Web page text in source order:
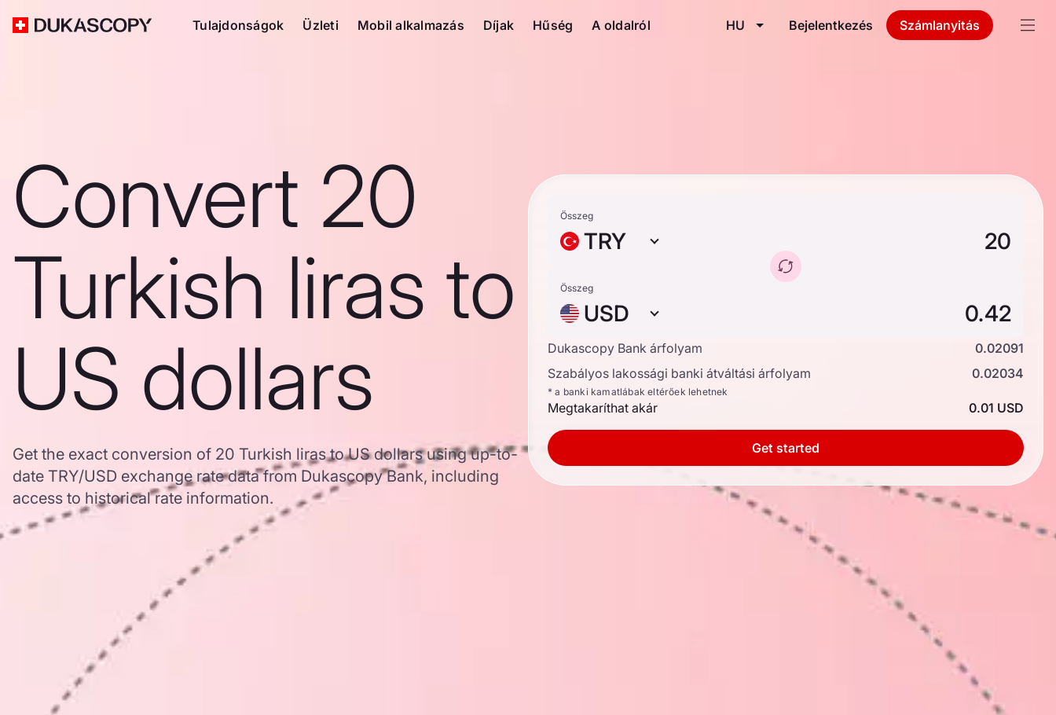
Tulajdonságok Üzleti Mobil alkalmazás Díjak Hűség A oldalról HU Bejelentkezés Számlanyitás
Convert 20
Turkish liras to
US dollars
Get the exact conversion of 20 Turkish liras to US dollars using up-to-
date TRY/USD exchange rate data from Dukascopy Bank, including
access to historical rate information.
Összeg
TRY
Összeg
USD
Dukascopy Bank árfolyam
0.02091
Szabályos lakossági banki átváltási árfolyam
0.02034
* a banki kamatlábak eltérőek lehetnek
Megtakaríthat akár 0.01 USD
Get started